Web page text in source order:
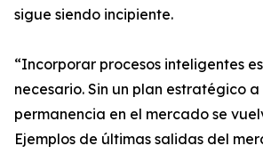
sigue siendo incipiente.
“Incorporar procesos inteligentes
necesario. Sin un plan estratégico a
permanencia en el mercado se
Ejemplos de últimas salidas del